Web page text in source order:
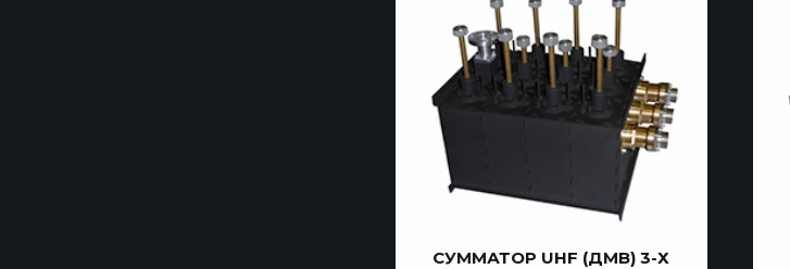
СУММАТОР UHF (ДМВ) 3-Х